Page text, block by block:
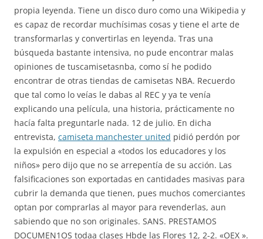
propia leyenda. Tiene un disco duro como una Wikipedia y
es capaz de recordar muchísimas cosas y tiene el arte de
transformarlas y convertirlas en leyenda. Tras una
búsqueda bastante intensiva, no pude encontrar malas
opiniones de tuscamisetasnba, como sí he podido
encontrar de otras tiendas de camisetas NBA. Recuerdo
que tal como lo veías le dabas al REC y ya te venía
explicando una película, una historia, prácticamente no
hacía falta preguntarle nada. 12 de julio. En dicha
entrevista, camiseta manchester united pidió perdón por
la expulsión en especial a «todos los educadores y los
niños» pero dijo que no se arrepentía de su acción. Las
falsificaciones son exportadas en cantidades masivas para
cubrir la demanda que tienen, pues muchos comerciantes
optan por comprarlas al mayor para revenderlas, aun
sabiendo que no son originales. SANS. PRESTAMOS
DOCUMEN1OS todaa clases Hbde las Flores 12, 2-2. «OEX ».